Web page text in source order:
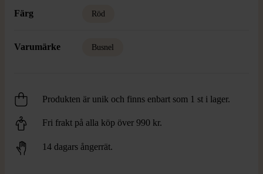
Färg Röd
Varumärke Busnel
Produkten är unik och finns enbart som 1 st i lager.
Fri frakt på alla köp över 990 kr.
14 dagars ångerrät.